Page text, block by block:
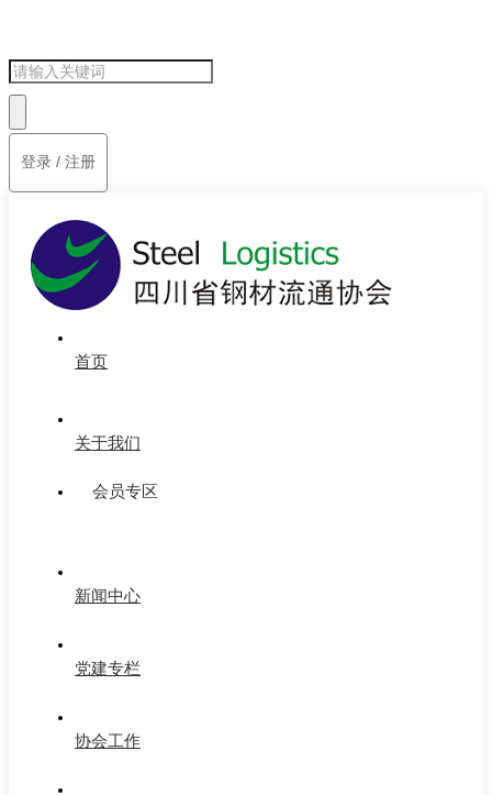
登录 / 注册
首页
关于我们
会员专区
新闻中心
党建专栏
协会工作